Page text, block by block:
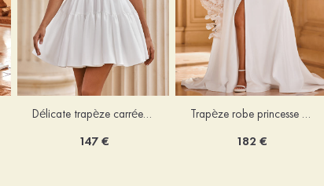
Délicate trapèze carrée satin courte/mini robe de mariée
147 €
Trapèze robe princesse épaule dénudée traîne chapelle satin robe de mariée
182 €